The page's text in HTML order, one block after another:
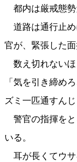
都内は厳戒態勢
道路は通行止
官が、緊張した
数え切れないほ
「気を引き締め
ズミ一匹通すん
警官の指揮を
いる。
耳が長くてウ